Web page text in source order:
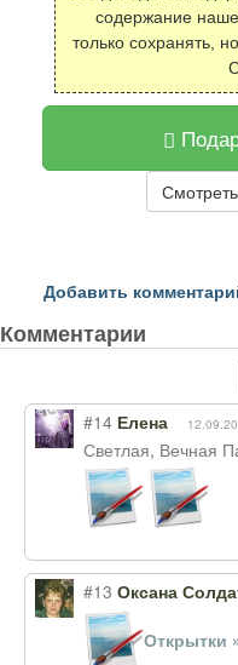
содержание
только сохранять,
Добавить
Комментарии
#14 Елена
Светлая, Вечная
#13 Оксана
Открытки